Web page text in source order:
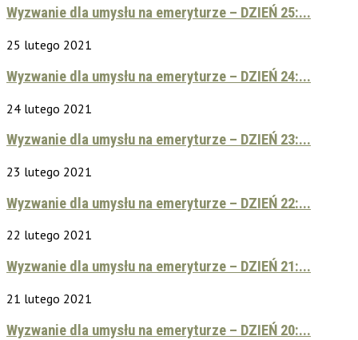
Wyzwanie dla umysłu na emeryturze – DZIEŃ 25:...
25 lutego 2021
Wyzwanie dla umysłu na emeryturze – DZIEŃ 24:...
24 lutego 2021
Wyzwanie dla umysłu na emeryturze – DZIEŃ 23:...
23 lutego 2021
Wyzwanie dla umysłu na emeryturze – DZIEŃ 22:...
22 lutego 2021
Wyzwanie dla umysłu na emeryturze – DZIEŃ 21:...
21 lutego 2021
Wyzwanie dla umysłu na emeryturze – DZIEŃ 20:...